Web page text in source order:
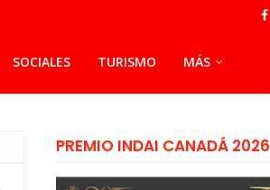
SOCIALES TURISMO MÁS
PREMIO INDAI CANADÁ 2026